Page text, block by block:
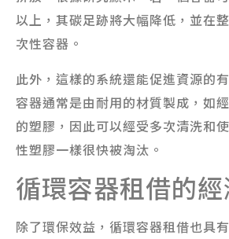
以上，其碳足跡將大幅降低，並在
次性容器。
此外，這樣的系統還能促進資源的
容器通常是由耐用的材質製成，如
的塑膠，因此可以經受多次清洗和
性塑膠一樣很快被淘汰。
循環容器租借的
除了環保效益，循環容器租借也具